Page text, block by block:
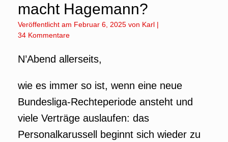
macht Hagemann?
Veröffentlicht am Februar 6, 2025 von Karl |
34 Kommentare
N’Abend allerseits,
wie es immer so ist, wenn eine neue
Bundesliga-Rechteperiode ansteht und
viele Verträge auslaufen: das
Personalkarussell beginnt sich wieder zu